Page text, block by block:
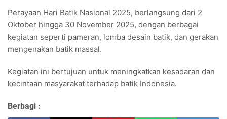
Perayaan Hari Batik Nasional 2025, berlangsung dari 2
Oktober hingga 30 November 2025, dengan berbagai
kegiatan seperti pameran, lomba desain batik, dan gerakan
mengenakan batik massal.
Kegiatan ini bertujuan untuk meningkatkan kesadaran dan
kecintaan masyarakat terhadap batik Indonesia.
Berbagi :